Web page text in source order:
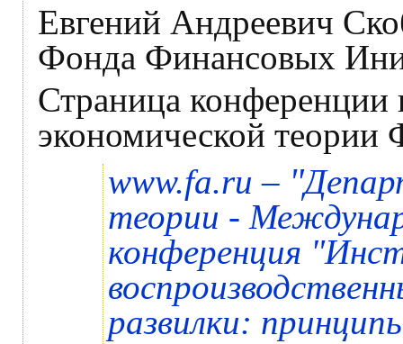
Евгений Андреевич
Фонда Финансовых
Страница конференции
экономической теории
www.fa.ru – "
теории -
конференция
развилки: